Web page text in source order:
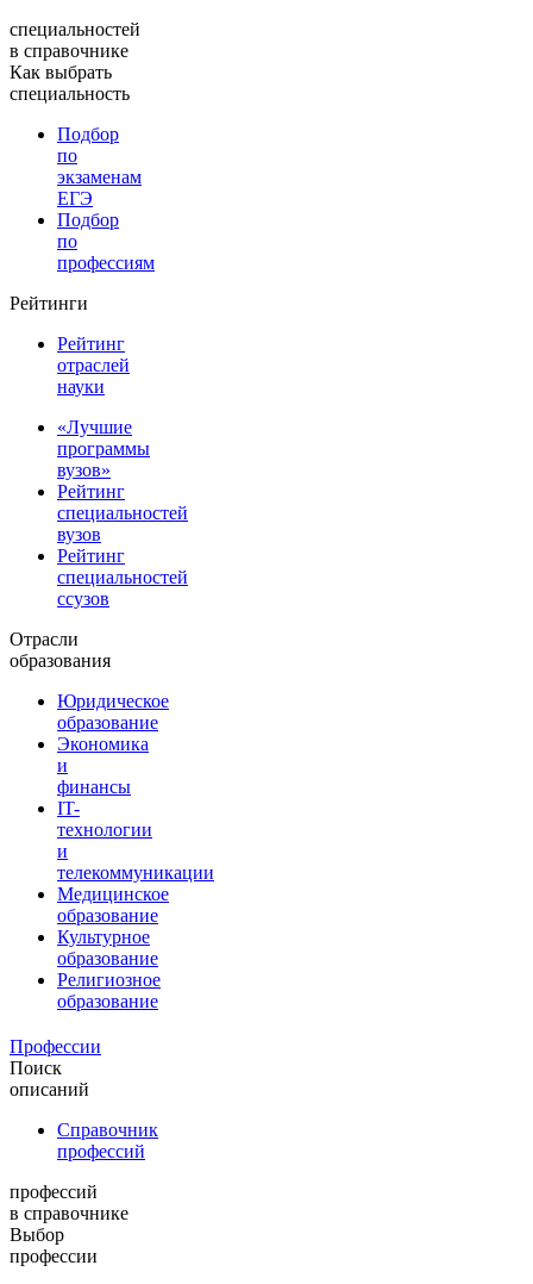
специальностей
в справочнике
Как выбрать
специальность
Подбор
по
экзаменам
ЕГЭ
Подбор
по
профессиям
Рейтинги
Рейтинг
отраслей
науки
«Лучшие
программы
вузов»
Рейтинг
специальностей
вузов
Рейтинг
специальностей
ссузов
Отрасли
образования
Юридическое
образование
Экономика
и
финансы
IT-
технологии
и
телекоммуникации
Медицинское
образование
Культурное
образование
Религиозное
образование
Профессии
Поиск
описаний
Справочник
профессий
профессий
в справочнике
Выбор
профессии